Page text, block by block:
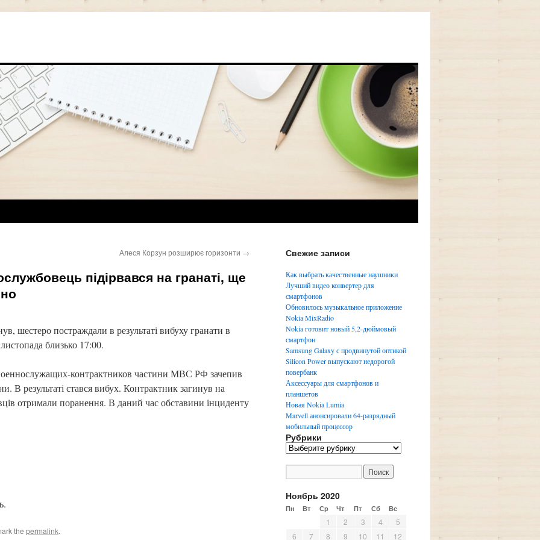
Алеся Корзун розширює горизонти →
підірвався на гранаті, ще
шестеро постраждали в результаті вибуху гранати в
близько 17:00.
контрактников частини МВС РФ зачепив
В результаті стався вибух. Контрактник загинув на
отримали поранення. В даний час обставини інциденту
the permalink.
Свежие записи
Как выбрать качественные наушники
Лучший видео конвертер для
смартфонов
Обновилось музыкальное приложение
Nokia MixRadio
Nokia готовит новый 5,2-дюймовый
смартфон
Samsung Galaxy с продвинутой оптикой
Silicon Power выпускают недорогой
повербанк
Аксессуары для смартфонов и
планшетов
Новая Nokia Lumia
Marvell анонсировали 64-разрядный
мобильный процессор
Рубрики
Р
р
и
к
и
Ноябрь 2020
Пн Вт Ср Чт Пт Сб Вс
1 2 3 4
5
6
7 8 9 10 11 12